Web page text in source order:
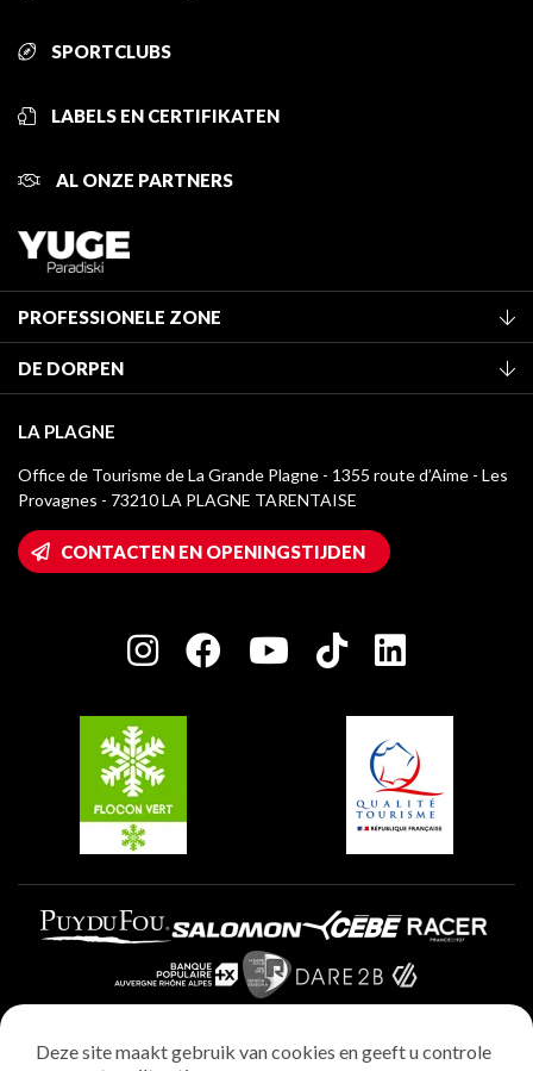
SPORTCLUBS
LABELS EN CERTIFIKATEN
AL ONZE PARTNERS
PROFESSIONELE ZONE
Classificatie van de gemeubileerde accommodaties
Verblijfstaks
Mediatheek
La Plagne logo's
Wifi toegang
Huis van de eigenaar
Charter van toegewijde spelers
DE DORPEN
Montchavin - Les Coches
Champagny-en-Vanoise
Plagne 1800
Plagne Villages
Plagne Aime 2000
LA PLAGNE
Office de Tourisme de La Grande Plagne - 1355 route d’Aime - Les
Provagnes - 73210 LA PLAGNE TARENTAISE
CONTACTEN EN OPENINGSTIJDEN
Deze site maakt gebruik van cookies en geeft u controle